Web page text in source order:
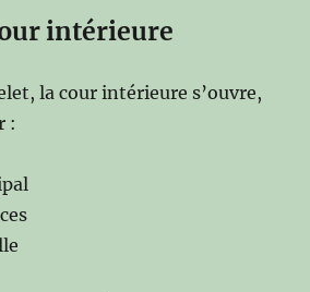
intérieure
la cour intérieure s’ouvre,
: